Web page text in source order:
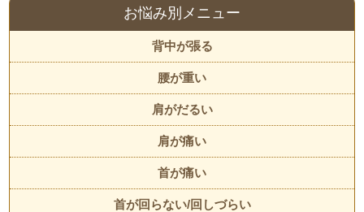
お悩み別メニュー
背中が張る
腰が重い
肩がだるい
肩が痛い
首が痛い
首が回らない/回しづらい